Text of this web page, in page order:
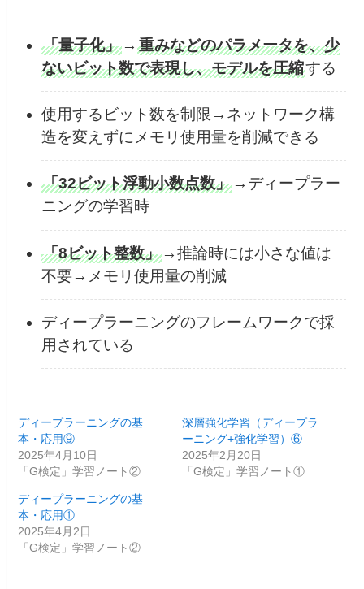
「量子化」→ 重みなどのパラメータを、少
ないビット数で表現し、モデルを圧縮する
使用するビット数を制限→ネットワーク構
造を変えずにメモリ使用量を削減できる
「32ビット浮動小数点数」→ディープラー
ニングの学習時
「8ビット整数」→推論時には小さな値は
不要→メモリ使用量の削減
ディープラーニングのフレームワークで採
用されている
ディープラーニングの基
本・応用⑨
2025年4月10日
「G検定」学習ノート②
深層強化学習（ディープラ
ーニング+強化学習）⑥
2025年2月20日
「G検定」学習ノート①
ディープラーニングの基
本・応用①
2025年4月2日
「G検定」学習ノート②